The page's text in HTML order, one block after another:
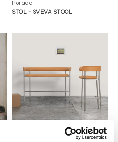
Porada
STOL - SVEVA STOOL
Beställningsvara